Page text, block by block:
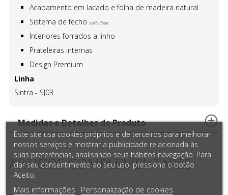
Acabamento em lacado e folha de madeira natural
Sistema de fecho soft-close
Interiores forrados a linho
Prateleiras internas
Design Premium
Linha
Sintra - SJ03
Medidas e Detalhes do Produto
ARTIGOS COMPLEMENTARES
Este site usa cookies próprios e de terceiros para melhorar
nossos serviços e mostrar a publicidade relacionada às
suas preferências, analisando seus hábitos navegação. Para
dar seu consentimento ao seu uso, pressione o botão
Aceito.
Mais informações Personalização de cookies